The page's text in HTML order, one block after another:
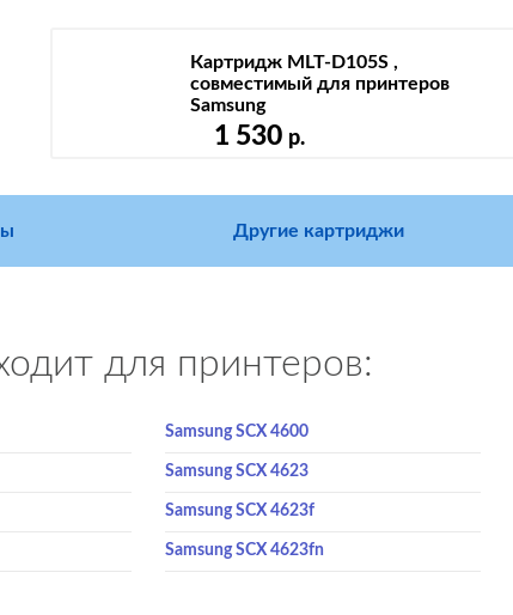
Картридж MLT-D105S ,
совместимый для принтеров
Samsung
1 530 р.
Другие картриджи
для принтеров:
Samsung SCX 4600
Samsung SCX 4623
Samsung SCX 4623f
Samsung SCX 4623fn